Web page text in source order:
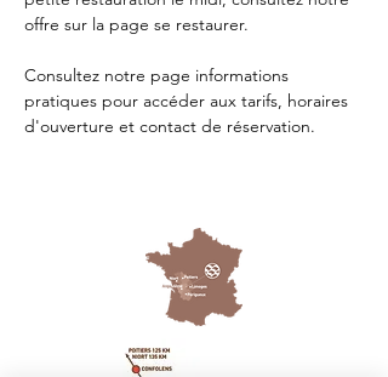
offre sur la page se restaurer.
Consultez notre page informations
pratiques pour accéder aux tarifs, horaires
d'ouverture et contact de réservation.